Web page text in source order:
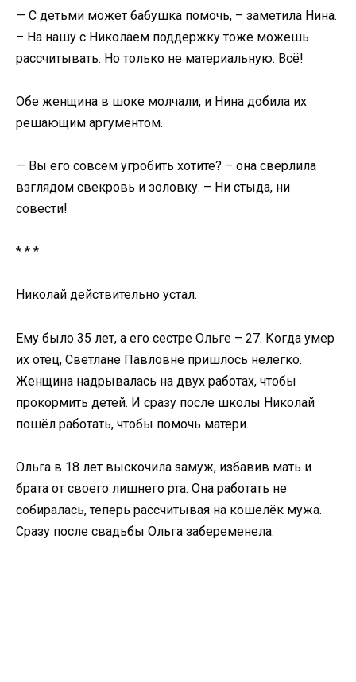
— С детьми может бабушка помочь, – заметила Нина.
– На нашу с Николаем поддержку тоже можешь
рассчитывать. Но только не материальную. Всё!
Обе женщина в шоке молчали, и Нина добила их
решающим аргументом.
— Вы его совсем угробить хотите? – она сверлила
взглядом свекровь и золовку. – Ни стыда, ни
совести!
* * *
Николай действительно устал.
Ему было 35 лет, а его сестре Ольге – 27. Когда умер
их отец, Светлане Павловне пришлось нелегко.
Женщина надрывалась на двух работах, чтобы
прокормить детей. И сразу после школы Николай
пошёл работать, чтобы помочь матери.
Ольга в 18 лет выскочила замуж, избавив мать и
брата от своего лишнего рта. Она работать не
собиралась, теперь рассчитывая на кошелёк мужа.
Сразу после свадьбы Ольга забеременела.